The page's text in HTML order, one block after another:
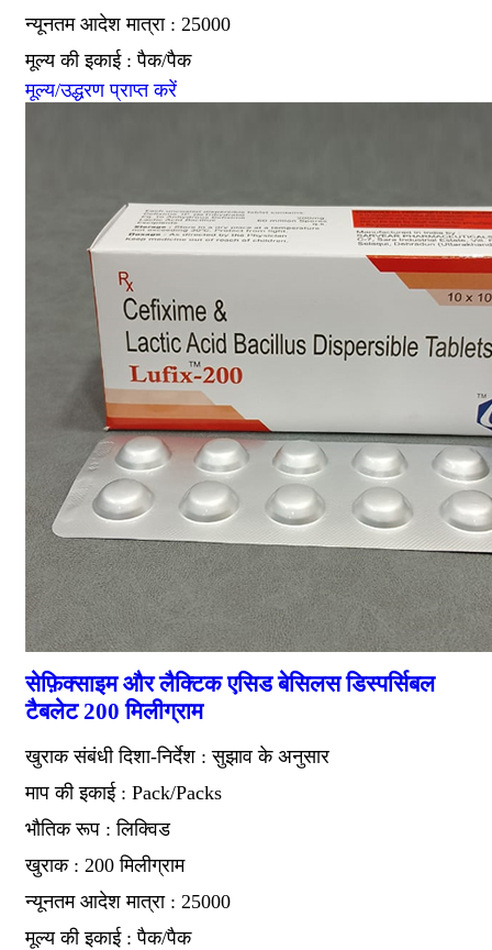
न्यूनतम आदेश मात्रा : 25000
मूल्य की इकाई : पैक/पैक
मूल्य/उद्धरण प्राप्त करें
सेफ़िक्साइम और लैक्टिक एसिड बेसिलस डिस्पर्सिबल
टैबलेट 200 मिलीग्राम
खुराक संबंधी दिशा-निर्देश : सुझाव के अनुसार
माप की इकाई : Pack/Packs
भौतिक रूप : लिक्विड
खुराक : 200 मिलीग्राम
न्यूनतम आदेश मात्रा : 25000
मूल्य की इकाई : पैक/पैक